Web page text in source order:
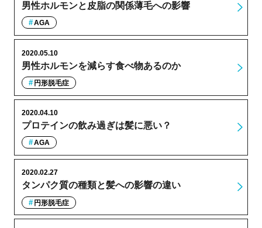
男性ホルモンと皮脂の関係薄毛への影響
AGA
男性ホルモンを減らす食べ物あるのか
2020.05.10
円形脱毛症
プロテインの飲み過ぎは髪に悪い？
2020.04.10
AGA
タンパク質の種類と髪への影響の違い
2020.02.27
円形脱毛症